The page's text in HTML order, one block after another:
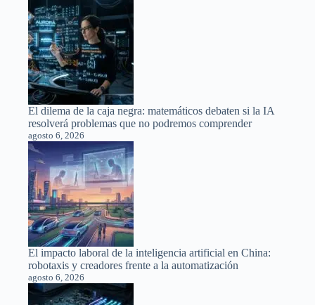
El dilema de la caja negra: matemáticos debaten si la IA
resolverá problemas que no podremos comprender
agosto 6, 2026
El impacto laboral de la inteligencia artificial en China:
robotaxis y creadores frente a la automatización
agosto 6, 2026